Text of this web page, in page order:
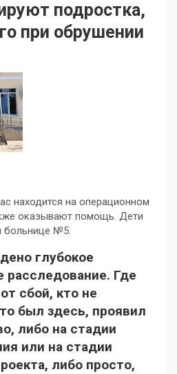
подростка,
при обрушении
находится на операционном
оказывают помощь. Дети
больнице №5.
глубокое
расследование. Где
сбой, кто не
был здесь, проявил
либо на стадии
или на стадии
либо просто,